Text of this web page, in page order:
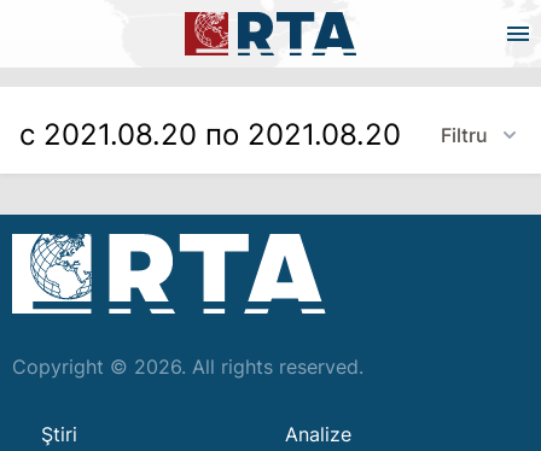
с 2021.08.20 по 2021.08.20 Filtru
Copyright © 2026. All rights reserved.
Ştiri
Analize